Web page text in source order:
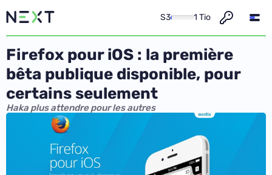
S3 1 Tio
Firefox pour iOS : la première
bêta publique disponible, pour
certains seulement
Haka plus attendre pour les autres